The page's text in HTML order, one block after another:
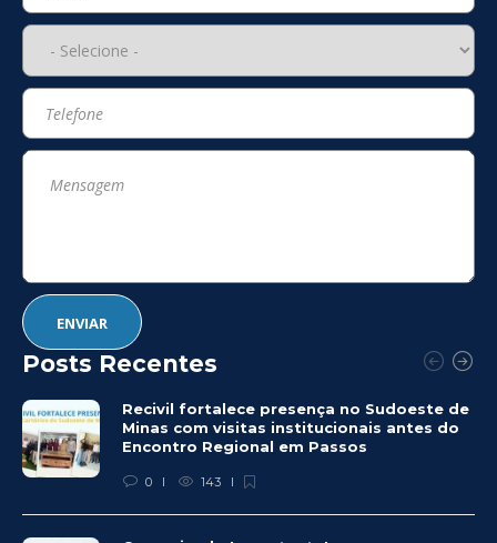
Posts Recentes
Recivil fortalece presença no Sudoeste de
Minas com visitas institucionais antes do
Encontro Regional em Passos
0 143